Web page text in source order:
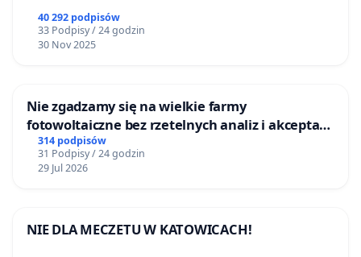
40 292 podpisów
33 Podpisy / 24 godzin
30 Nov 2025
Nie zgadzamy się na wielkie farmy
fotowoltaiczne bez rzetelnych analiz i akceptacji
mieszkańców
314 podpisów
31 Podpisy / 24 godzin
29 Jul 2026
NIE DLA MECZETU W KATOWICACH!